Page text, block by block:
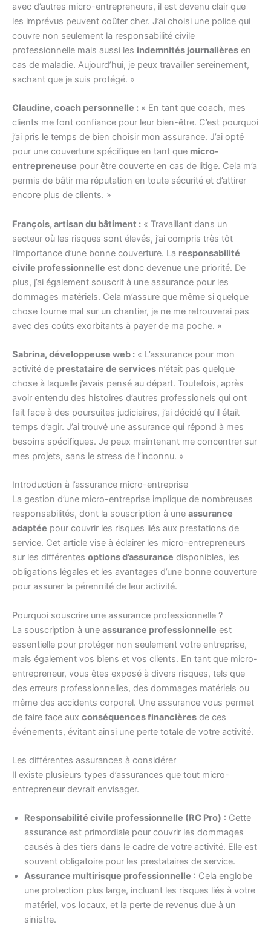
avec d’autres micro-entrepreneurs, il est devenu clair que
les imprévus peuvent coûter cher. J’ai choisi une police qui
couvre non seulement la responsabilité civile
professionnelle mais aussi les indemnités journalières en
cas de maladie. Aujourd’hui, je peux travailler sereinement,
sachant que je suis protégé. »
Claudine, coach personnelle : « En tant que coach, mes
clients me font confiance pour leur bien-être. C’est pourquoi
j’ai pris le temps de bien choisir mon assurance. J’ai opté
pour une couverture spécifique en tant que micro-
entrepreneuse pour être couverte en cas de litige. Cela m’a
permis de bâtir ma réputation en toute sécurité et d’attirer
encore plus de clients. »
François, artisan du bâtiment : « Travaillant dans un
secteur où les risques sont élevés, j’ai compris très tôt
l’importance d’une bonne couverture. La responsabilité
civile professionnelle est donc devenue une priorité. De
plus, j’ai également souscrit à une assurance pour les
dommages matériels. Cela m’assure que même si quelque
chose tourne mal sur un chantier, je ne me retrouverai pas
avec des coûts exorbitants à payer de ma poche. »
Sabrina, développeuse web : « L’assurance pour mon
activité de prestataire de services n’était pas quelque
chose à laquelle j’avais pensé au départ. Toutefois, après
avoir entendu des histoires d’autres professionels qui ont
fait face à des poursuites judiciaires, j’ai décidé qu’il était
temps d’agir. J’ai trouvé une assurance qui répond à mes
besoins spécifiques. Je peux maintenant me concentrer sur
mes projets, sans le stress de l’inconnu. »
Introduction à l’assurance micro-entreprise
La gestion d’une micro-entreprise implique de nombreuses
responsabilités, dont la souscription à une assurance
adaptée pour couvrir les risques liés aux prestations de
service. Cet article vise à éclairer les micro-entrepreneurs
sur les différentes options d’assurance disponibles, les
obligations légales et les avantages d’une bonne couverture
pour assurer la pérennité de leur activité.
Pourquoi souscrire une assurance professionnelle ?
La souscription à une assurance professionnelle est
essentielle pour protéger non seulement votre entreprise,
mais également vos biens et vos clients. En tant que micro-
entrepreneur, vous êtes exposé à divers risques, tels que
des erreurs professionnelles, des dommages matériels ou
même des accidents corporel. Une assurance vous permet
de faire face aux conséquences financières de ces
événements, évitant ainsi une perte totale de votre activité.
Les différentes assurances à considérer
Il existe plusieurs types d’assurances que tout micro-
entrepreneur devrait envisager.
Responsabilité civile professionnelle (RC Pro) : Cette
assurance est primordiale pour couvrir les dommages
causés à des tiers dans le cadre de votre activité. Elle est
souvent obligatoire pour les prestataires de service.
Assurance multirisque professionnelle : Cela englobe
une protection plus large, incluant les risques liés à votre
matériel, vos locaux, et la perte de revenus due à un
sinistre.